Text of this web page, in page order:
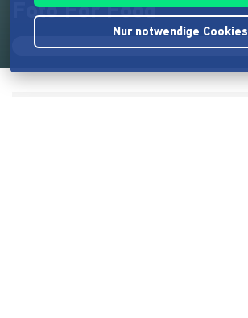
Foto For Food
Nur notwendige Cookies